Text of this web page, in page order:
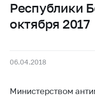
Официальные
геральдические
символы
Деятельность
Республики
октября 2017
06.04.2018
Министерством